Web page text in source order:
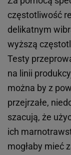
częstotliwość
delikatnym
wyższą
Testy
na linii
można by z
przejrzałe,
szacują, że
ich
mogłaby mieć